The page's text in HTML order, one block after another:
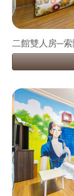
二館雙人房─索